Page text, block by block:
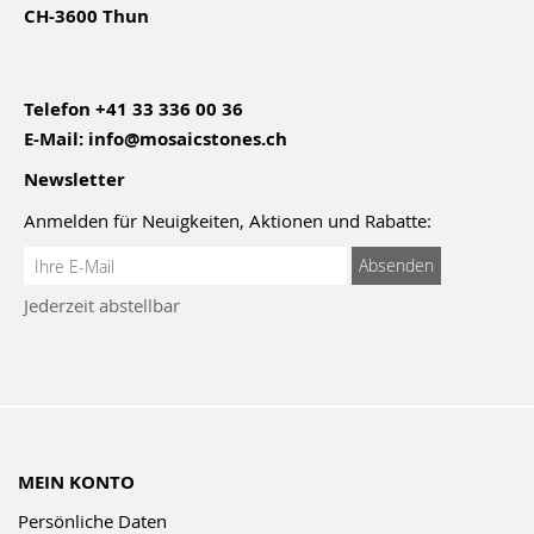
CH-3600 Thun
Telefon +41 33 336 00 36
E-Mail: info@mosaicstones.ch
Newsletter
Anmelden für Neuigkeiten, Aktionen und Rabatte:
Anmeldung
Newsletter:
Absenden
Jederzeit abstellbar
MEIN KONTO
Persönliche Daten